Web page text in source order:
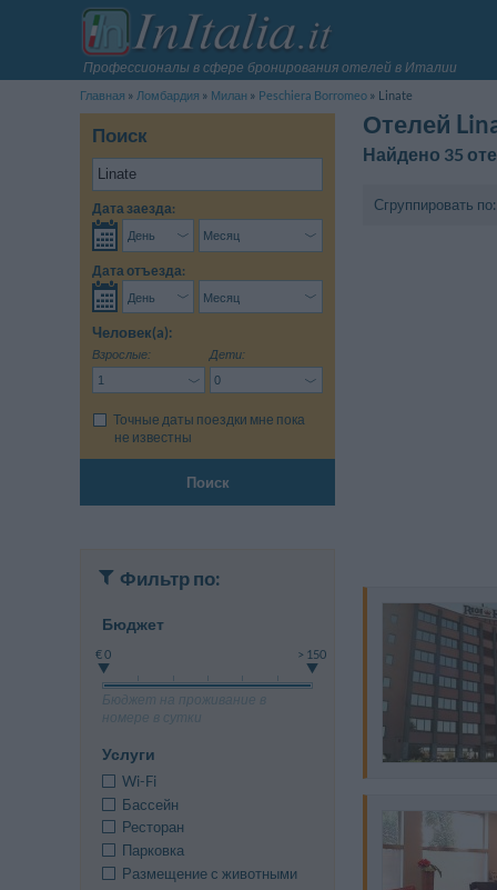
Профессионалы в сфере бронирования отелей в Италии
Главная
Ломбардия Милан Peschiera Borromeo Linate
Поиск
Дата заезда:
Дата отъезда:
Человек(a):
Взрослые: Дети:
Точные даты поездки мне пока
не известны
Поиск
Отелей
Найдено 35
Сгруппировать по:
Фильтр по:
Бюджет
€ 0 > 150
Бюджет на проживание в
номере в сутки
Услуги
Wi-Fi
Бассейн
Ресторан
Парковка
Размещение с животными